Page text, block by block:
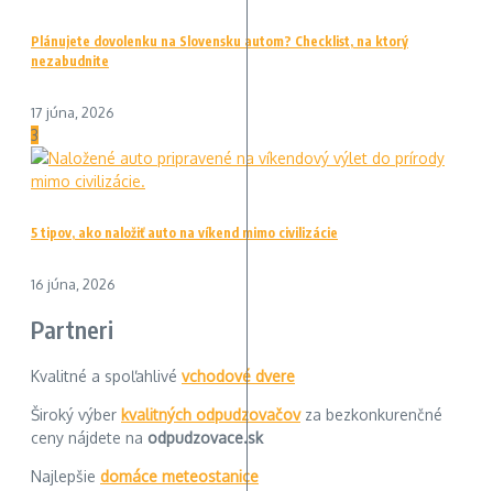
Plánujete dovolenku na Slovensku autom? Checklist, na ktorý
nezabudnite
17 júna, 2026
3
5 tipov, ako naložiť auto na víkend mimo civilizácie
16 júna, 2026
Partneri
Kvalitné a spoľahlivé vchodové dvere
Široký výber kvalitných odpudzovačovza bezkonkurenčné
ceny nájdete na odpudzovace.sk
Najlepšie domáce meteostanice